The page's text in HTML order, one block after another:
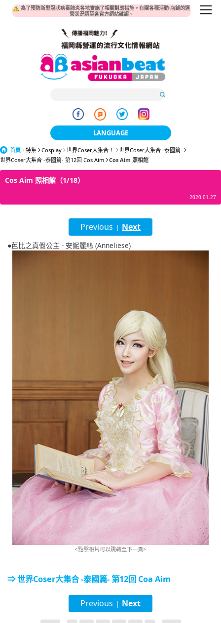
為了預防新型冠狀病毒肺炎各地實施了相關對應措施。有關各種活動·店鋪的運
營狀況請至各官方網站確認。
LANGUAGE
日本語
한국어
English
ภาษาไทย
首頁 特集 Cosplay 世界Coser大集合！
世界Coser大集合 -泰國篇-
世界Coser大集合 -泰國篇- 第12回 Cos Aim
Cos Aim 照相館
Cos Aim 照相館（1/18）
2020.01.27
Previous | Next
●芭比之真假公主 - 安妮麗絲 (Anneliese)
<點擊相片可以跳轉至下一頁>
⇒ 世界Coser大集合 -泰國篇- 第12回 Coa Aim
Previous | Next